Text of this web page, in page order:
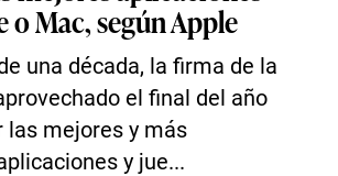
o Mac, según Apple
una década, la firma de la
el final del año
las mejores y más
y jue...